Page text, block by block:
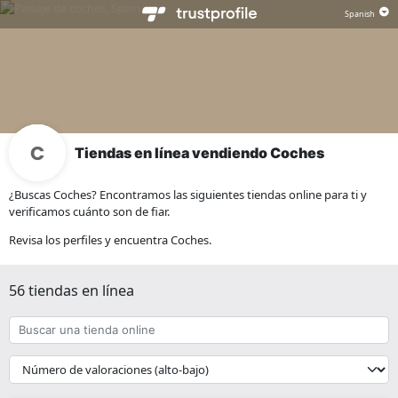
Tiendas en línea vendiendo Coches
¿Buscas Coches? Encontramos las siguientes tiendas online para ti y
verificamos cuánto son de fiar.
Revisa los perfiles y encuentra Coches.
56 tiendas en línea
Buscar
una
tienda
online
{{
__('Sort')